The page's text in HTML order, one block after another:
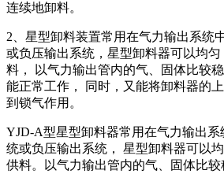
连续地卸料。
2、星型卸料装置常用在气力输出系统
或负压输出系统，星型卸料器可以均
料， 以气力输出管内的气、固体比较
能正常工作， 同时，又能将卸料器的
到锁气作用。
YJD-A型星型卸料器常用在气力输出
统或负压输出系统， 星型卸料器可以
供料。以气力输出管内的气、固体比